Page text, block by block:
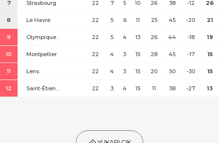
7 Strasbourg 22 7 5 10 26 38 -12 26
8 Le Havre 22 5 6 11 25 45 -20 21
9 Olympique Marseille 22 5 4 13 26 44 -18 19
10 Montpellier 22 4 3 15 28 45 -17 15
11 Lens 22 4 3 15 20 50 -30 15
12 Saint-Étienne 22 3 4 15 11 38 -27 13